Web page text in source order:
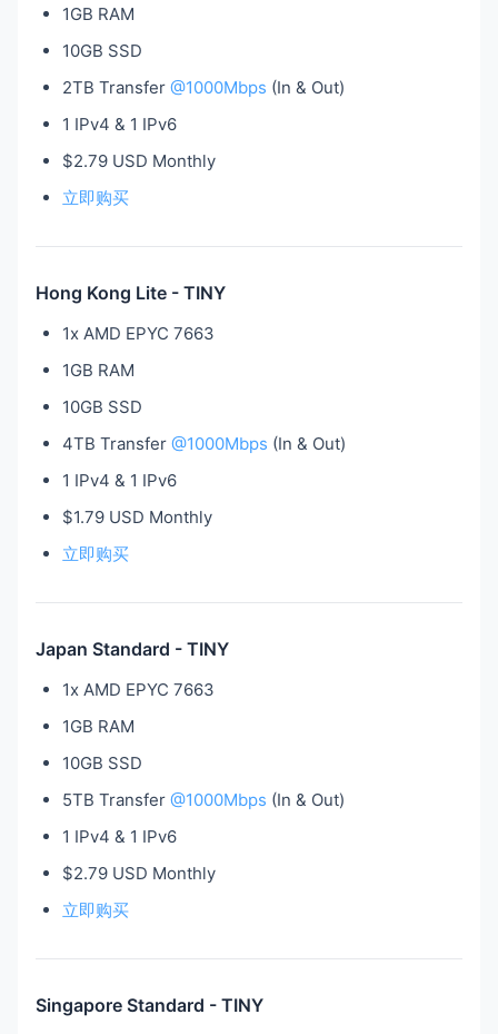
1GB RAM
10GB SSD
2TB Transfer @1000Mbps (In & Out)
1 IPv4 & 1 IPv6
$2.79 USD Monthly
立即购买
Hong Kong Lite - TINY
1x AMD EPYC 7663
1GB RAM
10GB SSD
4TB Transfer @1000Mbps (In & Out)
1 IPv4 & 1 IPv6
$1.79 USD Monthly
立即购买
Japan Standard - TINY
1x AMD EPYC 7663
1GB RAM
10GB SSD
5TB Transfer @1000Mbps (In & Out)
1 IPv4 & 1 IPv6
$2.79 USD Monthly
立即购买
Singapore Standard - TINY